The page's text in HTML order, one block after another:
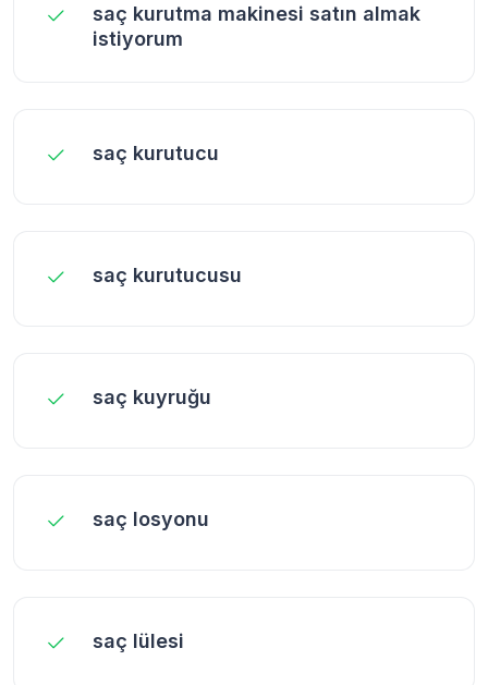
saç kurutma makinesi satın almak
istiyorum
saç kurutucu
saç kurutucusu
saç kuyruğu
saç losyonu
saç lülesi